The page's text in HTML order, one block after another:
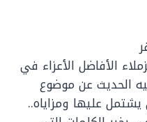
الأفاضل الأعزاء في
الحديث عن موضوع
يشتمل عليها ومزاياه..